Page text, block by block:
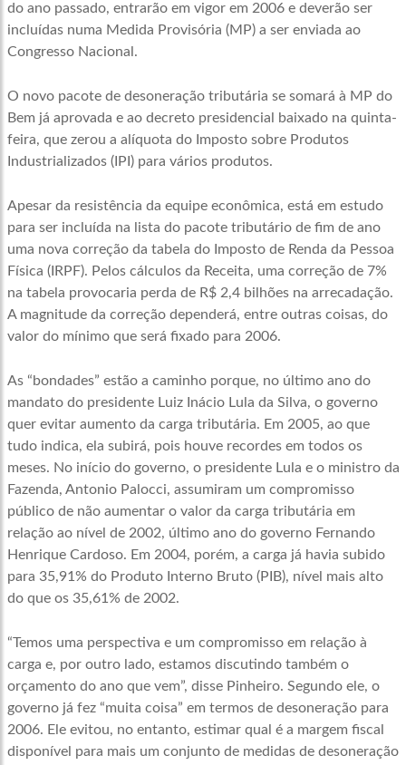
do ano passado, entrarão em vigor em 2006 e deverão ser
incluídas numa Medida Provisória (MP) a ser enviada ao
Congresso Nacional.
O novo pacote de desoneração tributária se somará à MP do
Bem já aprovada e ao decreto presidencial baixado na quinta-
feira, que zerou a alíquota do Imposto sobre Produtos
Industrializados (IPI) para vários produtos.
Apesar da resistência da equipe econômica, está em estudo
para ser incluída na lista do pacote tributário de fim de ano
uma nova correção da tabela do Imposto de Renda da Pessoa
Física (IRPF). Pelos cálculos da Receita, uma correção de 7%
na tabela provocaria perda de R$ 2,4 bilhões na arrecadação.
A magnitude da correção dependerá, entre outras coisas, do
valor do mínimo que será fixado para 2006.
As “bondades” estão a caminho porque, no último ano do
mandato do presidente Luiz Inácio Lula da Silva, o governo
quer evitar aumento da carga tributária. Em 2005, ao que
tudo indica, ela subirá, pois houve recordes em todos os
meses. No início do governo, o presidente Lula e o ministro da
Fazenda, Antonio Palocci, assumiram um compromisso
público de não aumentar o valor da carga tributária em
relação ao nível de 2002, último ano do governo Fernando
Henrique Cardoso. Em 2004, porém, a carga já havia subido
para 35,91% do Produto Interno Bruto (PIB), nível mais alto
do que os 35,61% de 2002.
“Temos uma perspectiva e um compromisso em relação à
carga e, por outro lado, estamos discutindo também o
orçamento do ano que vem”, disse Pinheiro. Segundo ele, o
governo já fez “muita coisa” em termos de desoneração para
2006. Ele evitou, no entanto, estimar qual é a margem fiscal
disponível para mais um conjunto de medidas de desoneração